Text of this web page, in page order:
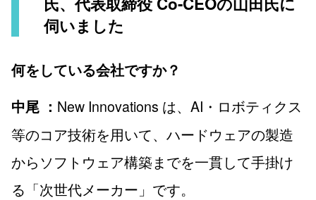
伺いました
何をしている会社ですか？
中尾 ： New Innovations は、AI・ロボティクス
等のコア技術を用いて、ハードウェアの製造
からソフトウェア構築までを一貫して手掛け
る「次世代メーカー」です。